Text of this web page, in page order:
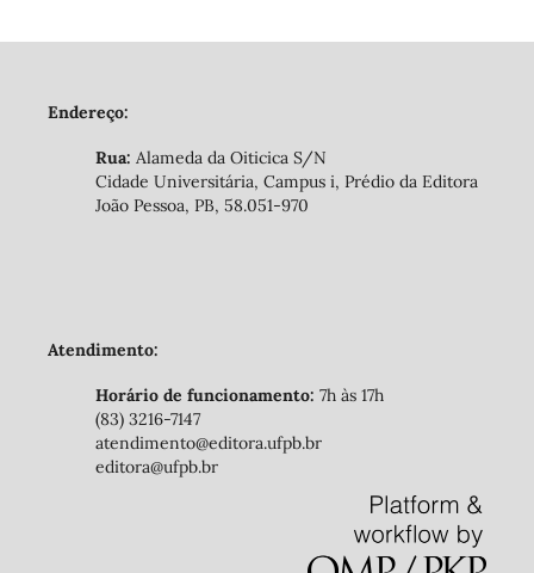
Endereço:
Rua: Alameda da Oiticica S/N
Cidade Universitária, Campus i, Prédio da Editora
João Pessoa, PB, 58.051-970
Atendimento:
Horário de funcionamento: 7h às 17h
(83) 3216-7147
atendimento@editora.ufpb.br
editora@ufpb.br